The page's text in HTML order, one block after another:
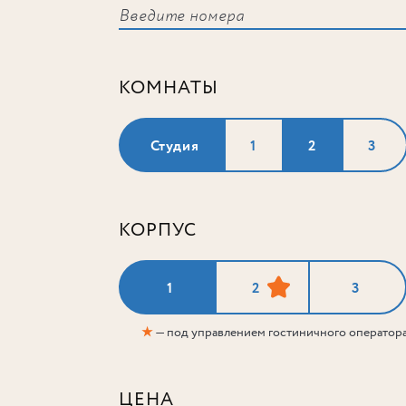
КОМНАТЫ
Студия 1 2 3
КОРПУС
1 2 3
★— под управлением гостиничного
ЦЕНА